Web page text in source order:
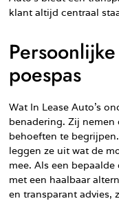
klant altijd centraal
poespas
Wat In Lease Auto’s
benadering. Zij
behoeften te
leggen ze uit wat de
mee. Als een
met een haalbaar
en transparant advies,